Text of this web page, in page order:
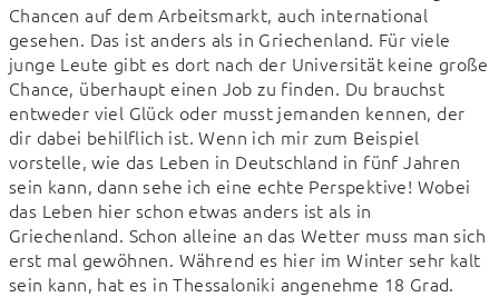
Chancen auf dem Arbeitsmarkt, auch international
gesehen. Das ist anders als in Griechenland. Für viele
junge Leute gibt es dort nach der Universität keine große
Chance, überhaupt einen Job zu finden. Du brauchst
entweder viel Glück oder musst jemanden kennen, der
dir dabei behilflich ist. Wenn ich mir zum Beispiel
vorstelle, wie das Leben in Deutschland in fünf Jahren
sein kann, dann sehe ich eine echte Perspektive! Wobei
das Leben hier schon etwas anders ist als in
Griechenland. Schon alleine an das Wetter muss man sich
erst mal gewöhnen. Während es hier im Winter sehr kalt
sein kann, hat es in Thessaloniki angenehme 18 Grad.